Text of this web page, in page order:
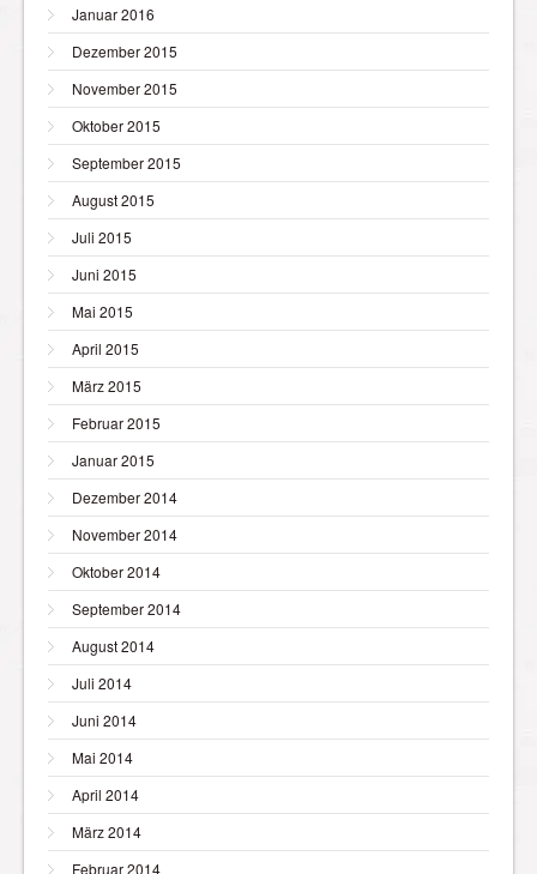
Januar 2016
Dezember 2015
November 2015
Oktober 2015
September 2015
August 2015
Juli 2015
Juni 2015
Mai 2015
April 2015
März 2015
Februar 2015
Januar 2015
Dezember 2014
November 2014
Oktober 2014
September 2014
August 2014
Juli 2014
Juni 2014
Mai 2014
April 2014
März 2014
Februar 2014